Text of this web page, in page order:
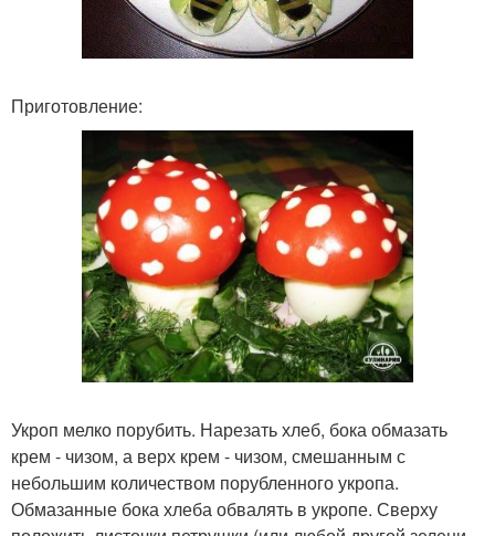
Приготовление:
Укроп мелко порубить. Нарезать хлеб, бока обмазать
крем - чизом, а верх крем - чизом, смешанным с
небольшим количеством порубленного укропа.
Обмазанные бока хлеба обвалять в укропе. Сверху